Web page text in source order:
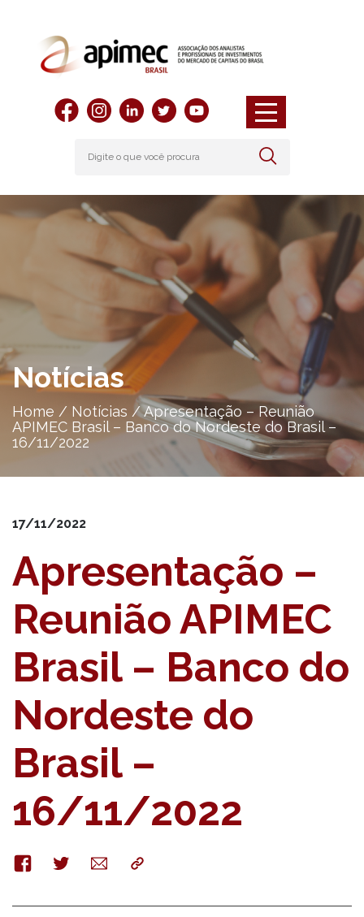
Notícias
Home / Notícias /Apresentação – Reunião
APIMEC Brasil – Banco do Nordeste do Brasil –
16/11/2022
17/11/2022
Apresentação –
Reunião APIMEC
Brasil – Banco do
Nordeste do
Brasil –
16/11/2022
FacebookTwitterE-
mail
Copy